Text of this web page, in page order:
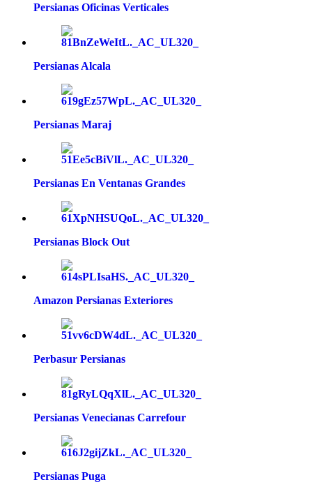
Persianas Oficinas Verticales
Persianas Alcala
Persianas Maraj
Persianas En Ventanas Grandes
Persianas Block Out
Amazon Persianas Exteriores
Perbasur Persianas
Persianas Venecianas Carrefour
Persianas Puga